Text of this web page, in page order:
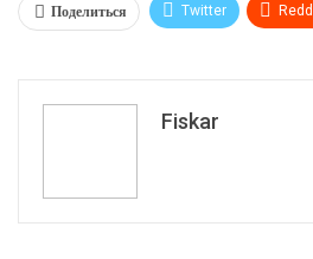
Поделиться Twitter
Fiskar